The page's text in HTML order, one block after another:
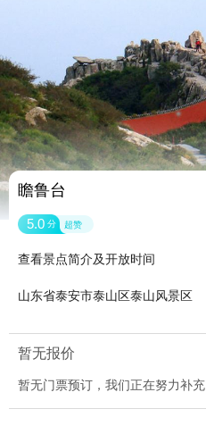
瞻鲁台
5.0 分 超赞
查看景点简介及开放时间
山东省泰安市泰山区泰山风景区
暂无报价
暂无门票预订，我们正在努力补充